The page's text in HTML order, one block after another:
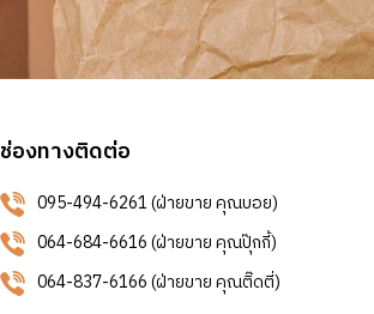
ช่องทางติดต่อ
095-494-6261 (ฝ่ายขาย คุณบอย)
064-684-6616 (ฝ่ายขาย คุณปุ๊กกี้)
064-837-6166 (ฝ่ายขาย คุณติ๊ดตี่)